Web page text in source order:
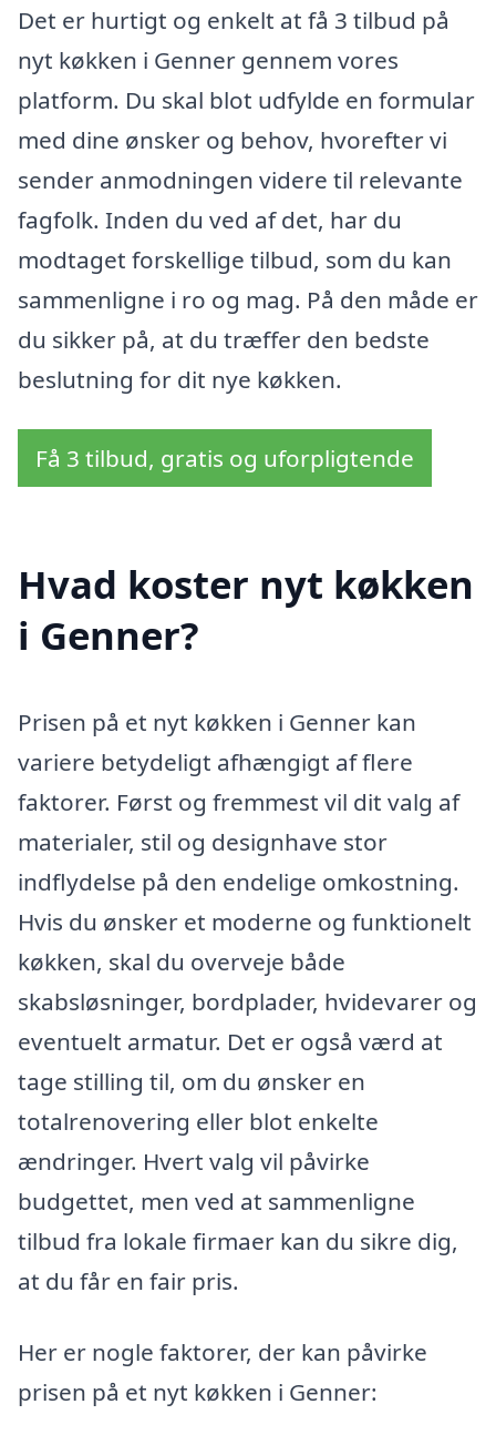
Det er hurtigt og enkelt at få 3 tilbud på
nyt køkken i Genner gennem vores
platform. Du skal blot udfylde en formular
med dine ønsker og behov, hvorefter vi
sender anmodningen videre til relevante
fagfolk. Inden du ved af det, har du
modtaget forskellige tilbud, som du kan
sammenligne i ro og mag. På den måde er
du sikker på, at du træffer den bedste
beslutning for dit nye køkken.
Få 3 tilbud, gratis og uforpligtende
Hvad koster nyt køkken
i Genner?
Prisen på et nyt køkken i Genner kan
variere betydeligt afhængigt af flere
faktorer. Først og fremmest vil dit valg af
materialer, stil og designhave stor
indflydelse på den endelige omkostning.
Hvis du ønsker et moderne og funktionelt
køkken, skal du overveje både
skabsløsninger, bordplader, hvidevarer og
eventuelt armatur. Det er også værd at
tage stilling til, om du ønsker en
totalrenovering eller blot enkelte
ændringer. Hvert valg vil påvirke
budgettet, men ved at sammenligne
tilbud fra lokale firmaer kan du sikre dig,
at du får en fair pris.
Her er nogle faktorer, der kan påvirke
prisen på et nyt køkken i Genner: